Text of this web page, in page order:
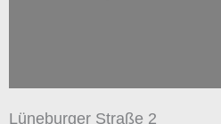
Lüneburger Straße 2